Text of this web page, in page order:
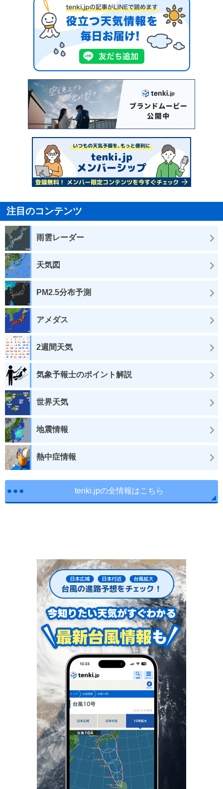
注目のコンテンツ
雨雲レーダー
天気図
PM2.5分布予測
アメダス
2週間天気
気象予報士のポイント解説
世界天気
地震情報
熱中症情報
tenki.jpの全情報はこちら